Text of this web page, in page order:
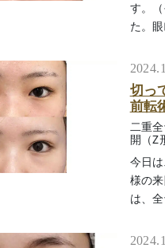
す。
た。
切っ
前転
二重
開（Z
今日
様の
は、